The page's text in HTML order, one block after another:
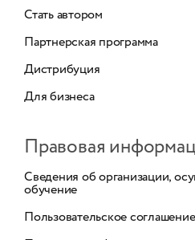
Стать автором
Партнерская программа
Дистрибуция
Для бизнеса
Правовая
Сведения об организации,
обучение
Пользовательское соглашение